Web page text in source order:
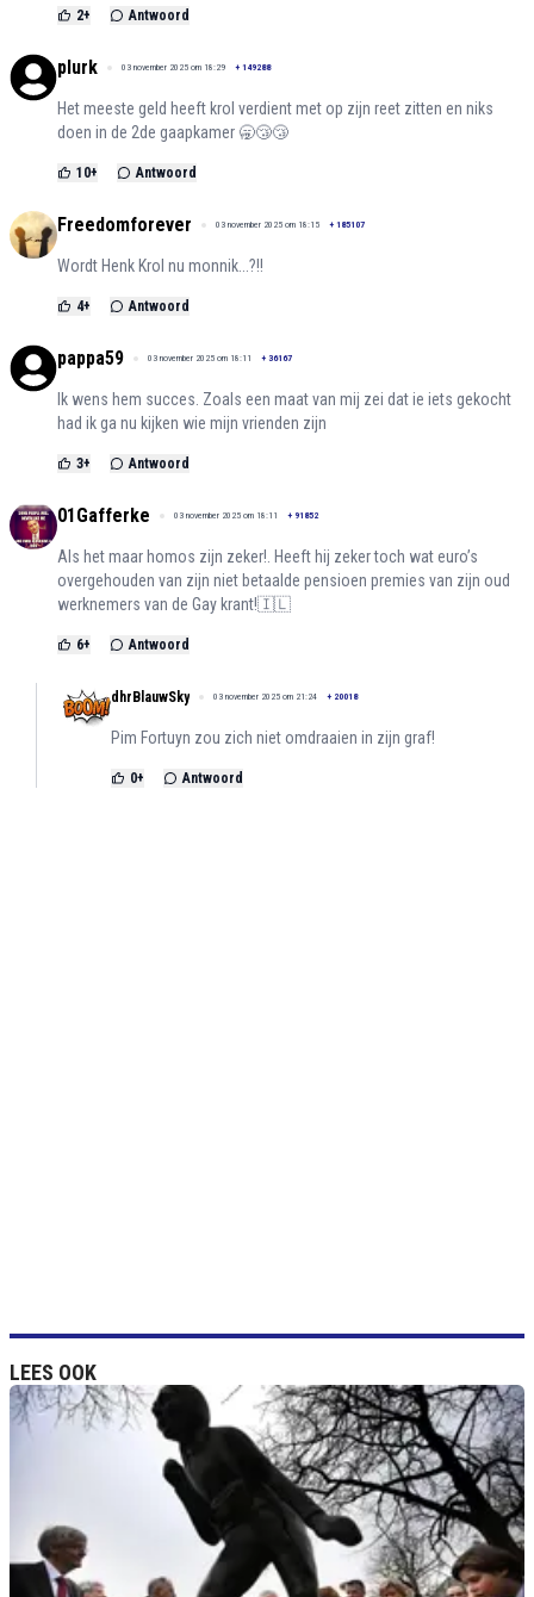
2+ Antwoord
plurk 03 november 2025 om 18:29 + 149288
Het meeste geld heeft krol verdient met op zijn reet zitten en niks
doen in de 2de gaapkamer 🥱😴😴
10+ Antwoord
Freedomforever 03 november 2025 om 18:15 + 185107
Wordt Henk Krol nu monnik...?!!
4+ Antwoord
pappa59 03 november 2025 om 18:11 + 36167
Ik wens hem succes. Zoals een maat van mij zei dat ie iets gekocht
had ik ga nu kijken wie mijn vrienden zijn
3+ Antwoord
01Gafferke 03 november 2025 om 18:11 + 91852
Als het maar homos zijn zeker!. Heeft hij zeker toch wat euro’s
overgehouden van zijn niet betaalde pensioen premies van zijn oud
werknemers van de Gay krant!🇮🇱
6+ Antwoord
dhrBlauwSky 03 november 2025 om 21:24 + 20018
Pim Fortuyn zou zich niet omdraaien in zijn graf!
0+ Antwoord
LEES OOK